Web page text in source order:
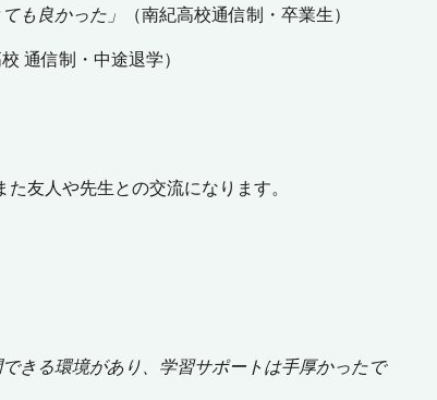
も良かった」
（南紀高校通信制・卒業生）
校 通信制・中途退学）
友人や先生との交流になります。
きる環境があり、学習サポートは手厚かったで